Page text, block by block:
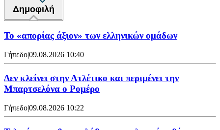
Δημοφιλή
Το «απορίας άξιον» των ελληνικών ομάδων
Γήπεδο|09.08.2026 10:40
Δεν κλείνει στην Ατλέτικο και περιμένει την
Μπαρτσελόνα ο Ρομέρο
Γήπεδο|09.08.2026 10:22